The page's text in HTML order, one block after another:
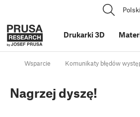
Polski
Drukarki 3D
Wsparcie Komunikaty błędów
Nagrzej dyszę!